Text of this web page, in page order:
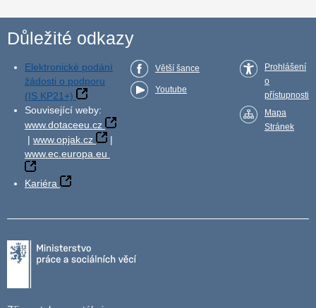
Důležité odkazy
Elektronické podání
žádosti o podporu
(IS KP21+)
Související weby:
www.dotaceeu.cz
| www.opjak.cz
|
www.ec.europa.eu
Kariéra
Větší šance
Youtube
Prohlášení
o
přístupnosti
Mapa
Stránek